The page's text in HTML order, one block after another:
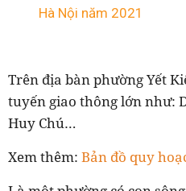
Hà Nội năm 2021
Trên địa bàn phường Yết
tuyến giao thông lớn như:
Huy Chú…
Xem thêm: Bản đồ quy